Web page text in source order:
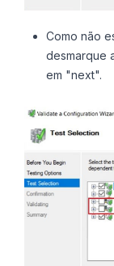
Como não
desmarque
em "next".